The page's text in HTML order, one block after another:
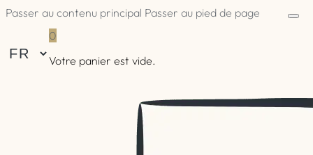
Passer au contenu principal Passer au pied de page
0
Votre panier est vide.